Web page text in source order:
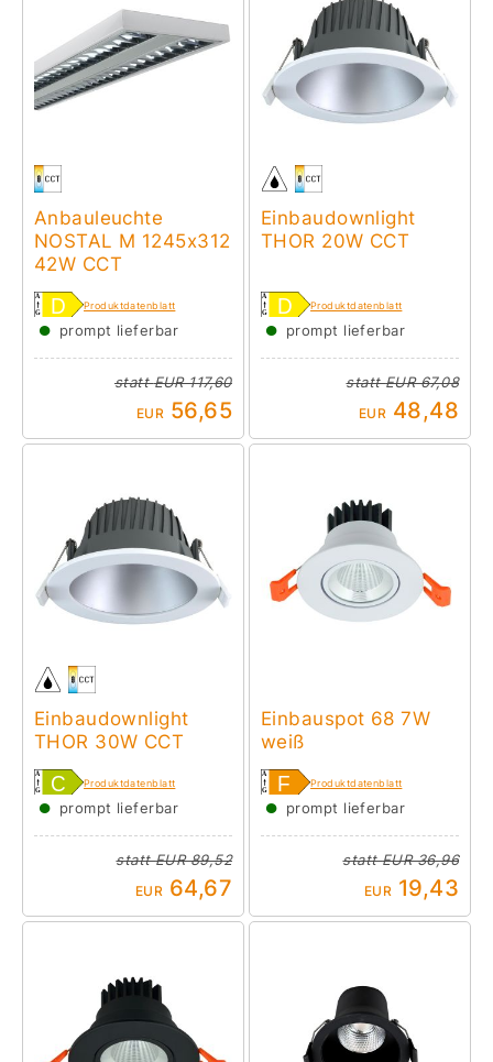
Anbauleuchte
NOSTAL M 1245x312
42W CCT
Produktdatenblatt
● prompt lieferbar
stattEUR 117,60
EUR 56,65
Einbaudownlight
THOR 20W CCT
Produktdatenblatt
● prompt lieferbar
stattEUR 67,08
EUR 48,48
Einbaudownlight
THOR 30W CCT
Produktdatenblatt
● prompt lieferbar
stattEUR 89,52
EUR 64,67
Einbauspot 68 7W
weiß
Produktdatenblatt
● prompt lieferbar
stattEUR 36,96
EUR 19,43